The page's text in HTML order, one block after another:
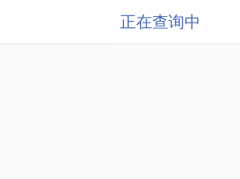
正在查询中